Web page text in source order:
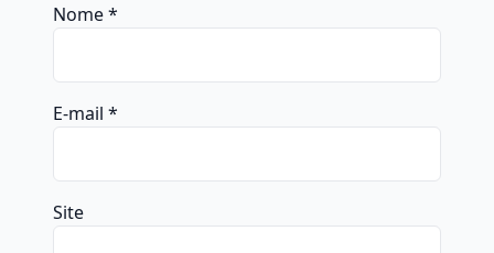
Nome*
E-mail *
Site